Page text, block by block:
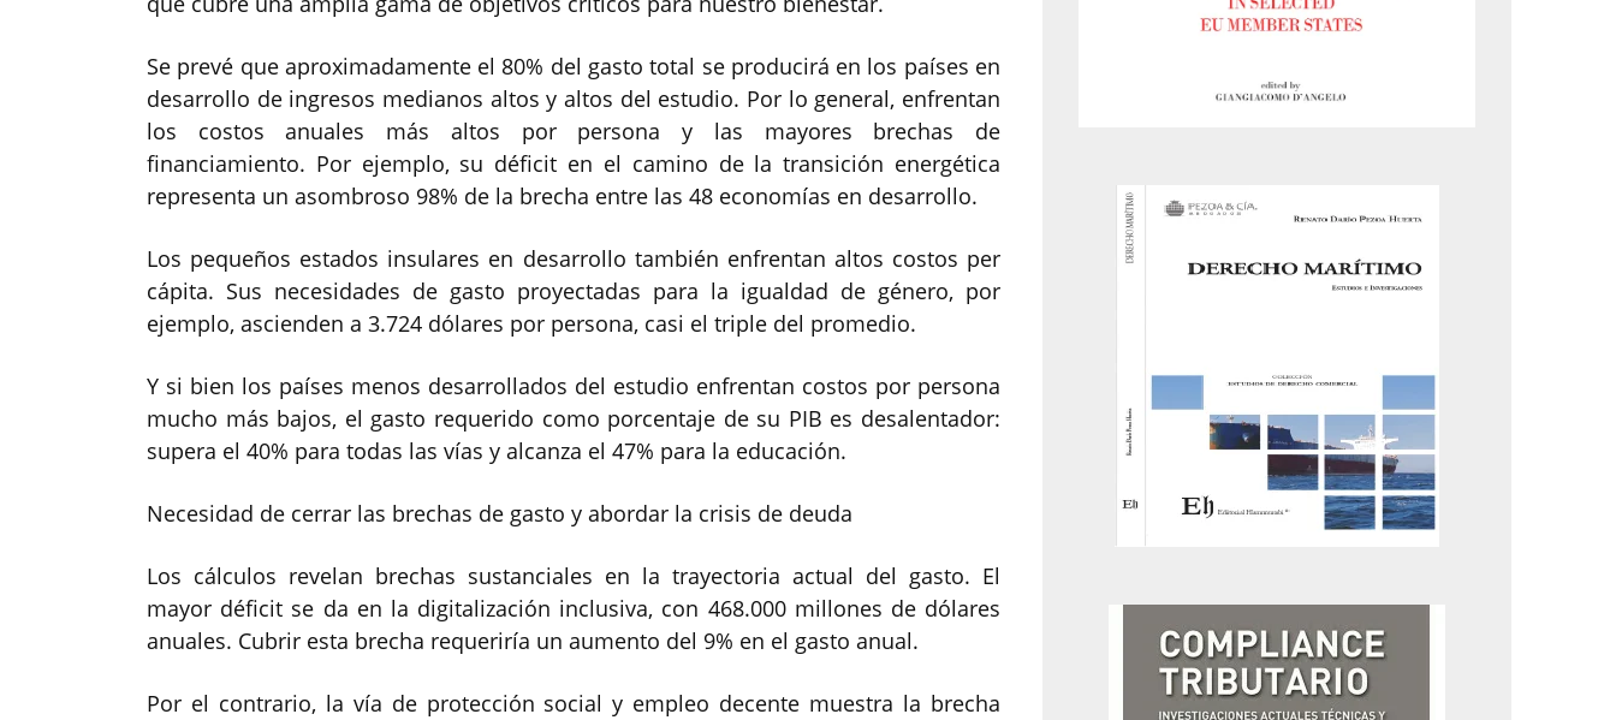
Se prevé que aproximadamente el 80% del gasto total se producirá en los países en
desarrollo de ingresos medianos altos y altos del estudio. Por lo general, enfrentan
los costos anuales más altos por persona y las mayores brechas de
financiamiento. Por ejemplo, su déficit en el camino de la transición energética
representa un asombroso 98% de la brecha entre las 48 economías en desarrollo.
Los pequeños estados insulares en desarrollo también enfrentan altos costos per
cápita. Sus necesidades de gasto proyectadas para la igualdad de género, por
ejemplo, ascienden a 3.724 dólares por persona, casi el triple del promedio.
Y si bien los países menos desarrollados del estudio enfrentan costos por persona
mucho más bajos, el gasto requerido como porcentaje de su PIB es desalentador:
supera el 40% para todas las vías y alcanza el 47% para la educación.
Necesidad de cerrar las brechas de gasto y abordar la crisis de deuda
Los cálculos revelan brechas sustanciales en la trayectoria actual del gasto. El
mayor déficit se da en la digitalización inclusiva, con 468.000 millones de dólares
anuales. Cubrir esta brecha requeriría un aumento del 9% en el gasto anual.
Por el contrario, la vía de protección social y empleo decente muestra la brecha